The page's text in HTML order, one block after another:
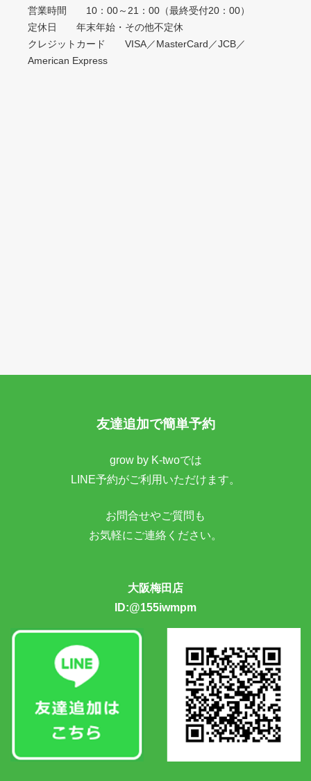
営業時間 10：00～21：00（最終受付20：00）
定休日 年末年始・その他不定休
クレジットカード VISA／MasterCard／JCB／
American Express
友達追加で簡単予約
grow by K-twoでは
LINE予約がご利用いただけます。
お問合せやご質問も
お気軽にご連絡ください。
大阪梅田店
ID:@155iwmpm